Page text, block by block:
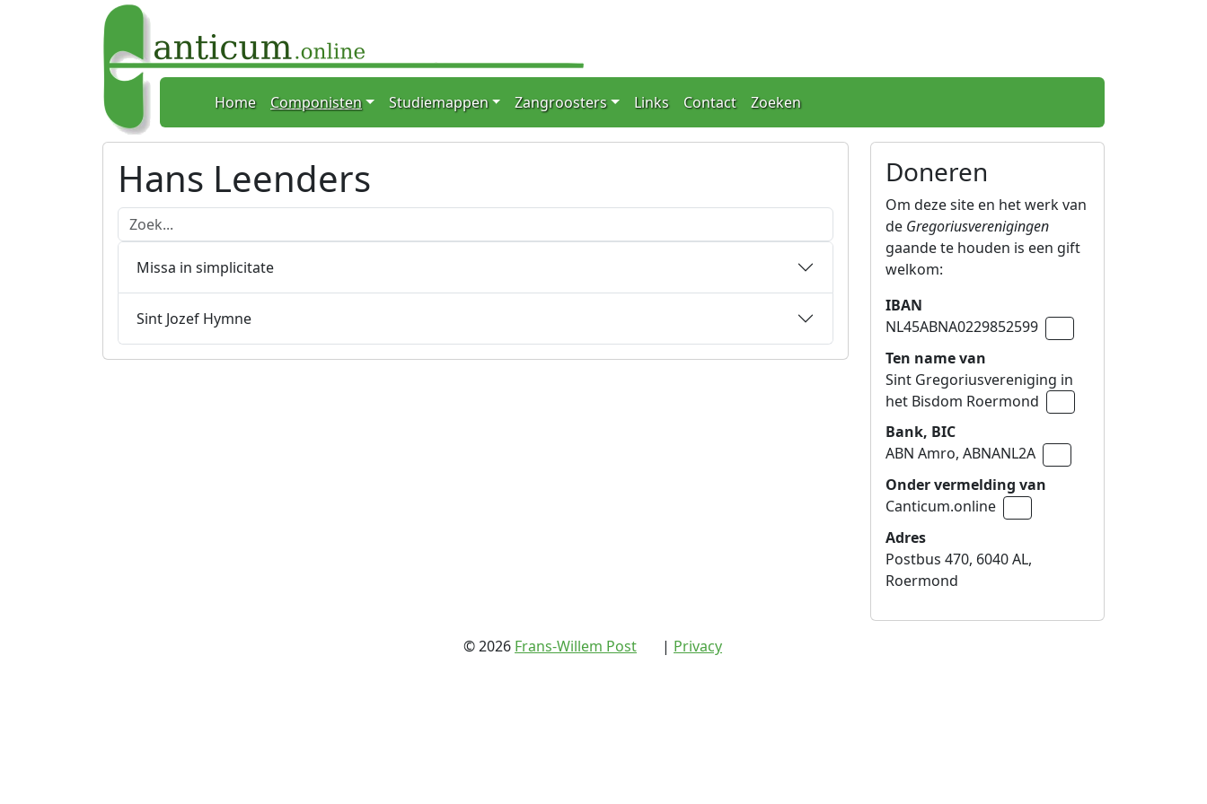
Spring naar hoofdtekst
Home
Home Componisten Studiemappen Zangroosters Links Contact Zoeken
Hans Leenders
Doorzoek onderstaande lijst
Missa in simplicitate
Sint Jozef Hymne
Doneren
Om deze site en het werk van
de Gregoriusverenigingen
gaande te houden is een gift
welkom:
IBAN
NL45ABNA0229852599
Ten name van
Sint Gregoriusvereniging in
het Bisdom Roermond
Bank, BIC
ABN Amro, ABNANL2A
Onder vermelding van
Canticum.online
Adres
Postbus 470, 6040 AL,
Roermond
© 2026 Frans-Willem Post(extern)
| Privacy(extern)